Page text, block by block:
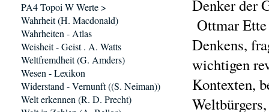
Denker der
Ottmar
Denkens,
wichtigen
Kontexten,
PA4 Topoi W Werte >
Wahrheit (H. Macdonald)
Wahrheiten - Atlas
Weisheit - Geist . A. Watts
Weltfremdheit (G. Amders)
Wesen - Lexikon
Widerstand - Vernunft ((S. Neiman))
Welt erkennen (R. D. Precht)